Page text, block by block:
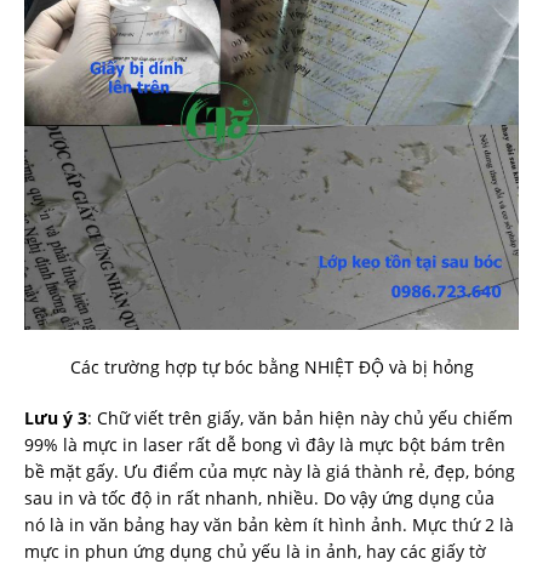
Các trường hợp tự bóc bằng NHIỆT ĐỘ và bị hỏng
Lưu ý 3: Chữ viết trên giấy, văn bản hiện này chủ yếu chiếm
99% là mực in laser rất dễ bong vì đây là mực bột bám trên
bề mặt gấy. Ưu điểm của mực này là giá thành rẻ, đẹp, bóng
sau in và tốc độ in rất nhanh, nhiều. Do vậy ứng dụng của
nó là in văn bảng hay văn bản kèm ít hình ảnh. Mực thứ 2 là
mực in phun ứng dụng chủ yếu là in ảnh, hay các giấy tờ